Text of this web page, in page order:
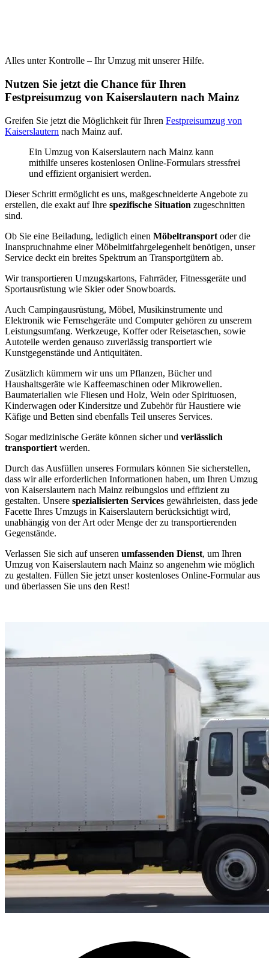
Alles unter Kontrolle – Ihr Umzug mit unserer Hilfe.
Nutzen Sie jetzt die Chance für Ihren
Festpreisumzug von Kaiserslautern nach Mainz
Greifen Sie jetzt die Möglichkeit für Ihren Festpreisumzug von
Kaiserslautern nach Mainz auf.
Ein Umzug von Kaiserslautern nach Mainz kann
mithilfe unseres kostenlosen Online-Formulars stressfrei
und effizient organisiert werden.
Dieser Schritt ermöglicht es uns, maßgeschneiderte Angebote zu
erstellen, die exakt auf Ihre spezifische Situation zugeschnitten
sind.
Ob Sie eine Beiladung, lediglich einen Möbeltransport oder die
Inanspruchnahme einer Möbelmitfahrgelegenheit benötigen, unser
Service deckt ein breites Spektrum an Transportgütern ab.
Wir transportieren Umzugskartons, Fahrräder, Fitnessgeräte und
Sportausrüstung wie Skier oder Snowboards.
Auch Campingausrüstung, Möbel, Musikinstrumente und
Elektronik wie Fernsehgeräte und Computer gehören zu unserem
Leistungsumfang. Werkzeuge, Koffer oder Reisetaschen, sowie
Autoteile werden genauso zuverlässig transportiert wie
Kunstgegenstände und Antiquitäten.
Zusätzlich kümmern wir uns um Pflanzen, Bücher und
Haushaltsgeräte wie Kaffeemaschinen oder Mikrowellen.
Baumaterialien wie Fliesen und Holz, Wein oder Spirituosen,
Kinderwagen oder Kindersitze und Zubehör für Haustiere wie
Käfige und Betten sind ebenfalls Teil unseres Services.
Sogar medizinische Geräte können sicher und verlässlich
transportiert werden.
Durch das Ausfüllen unseres Formulars können Sie sicherstellen,
dass wir alle erforderlichen Informationen haben, um Ihren Umzug
von Kaiserslautern nach Mainz reibungslos und effizient zu
gestalten. Unsere spezialisierten Services gewährleisten, dass jede
Facette Ihres Umzugs in Kaiserslautern berücksichtigt wird,
unabhängig von der Art oder Menge der zu transportierenden
Gegenstände.
Verlassen Sie sich auf unseren umfassenden Dienst, um Ihren
Umzug von Kaiserslautern nach Mainz so angenehm wie möglich
zu gestalten. Füllen Sie jetzt unser kostenloses Online-Formular aus
und überlassen Sie uns den Rest!